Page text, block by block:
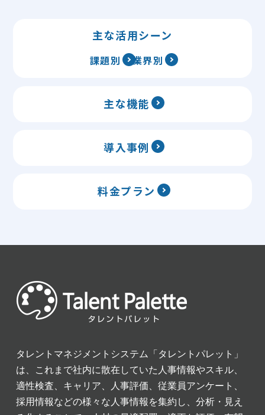
主な活用シーン
課題別 業界別
主な機能
導入事例
料金プラン
タレントマネジメントシステム「タレントパレット」
は、これまで社内に散在していた人事情報やスキル、
適性検査、キャリア、人事評価、従業員アンケート、
採用情報などの様々な人事情報を集約し、分析・見え